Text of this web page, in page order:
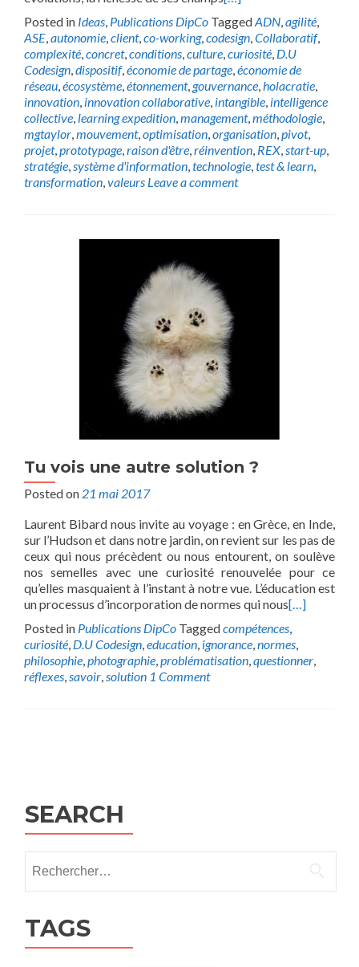
Posted in Ideas, Publications DipCo TaggedADN,agilité,
ASE,autonomie,client,co-working,codesign,Collaboratif,
complexité,concret,conditions,culture,curiosité, D.U
Codesign,dispositif,économie de partage,économie de
réseau,écosystème,étonnement,gouvernance,holacratie,
innovation, innovation collaborative, intangible, intelligence
collective, learning expedition,management,méthodologie,
mgtaylor,mouvement,optimisation,organisation,pivot,
projet,prototypage,raison d'être,réinvention, REX,start-up,
stratégie,système d'information,technologie,test & learn,
transformation,valeurs Leave a comment
Tu vois une autre solution ?
Posted on 21 mai 2017
Laurent Bibard nous invite au voyage : en Grèce, en Inde,
sur l’Hudson et dans notre jardin, on revient sur les pas de
ceux qui nous précèdent ou nous entourent, on soulève
nos semelles avec une curiosité renouvelée pour ce
qu’elles masquaient à l’instant à notre vue. L’éducation est
un processus d’incorporation de normes qui nous[…]
Posted in Publications DipCo Taggedcompétences,
curiosité, D.U Codesign,education, ignorance,normes,
philosophie,photographie,problématisation,questionner,
réflexes,savoir,solution 1 Comment
SEARCH
TAGS